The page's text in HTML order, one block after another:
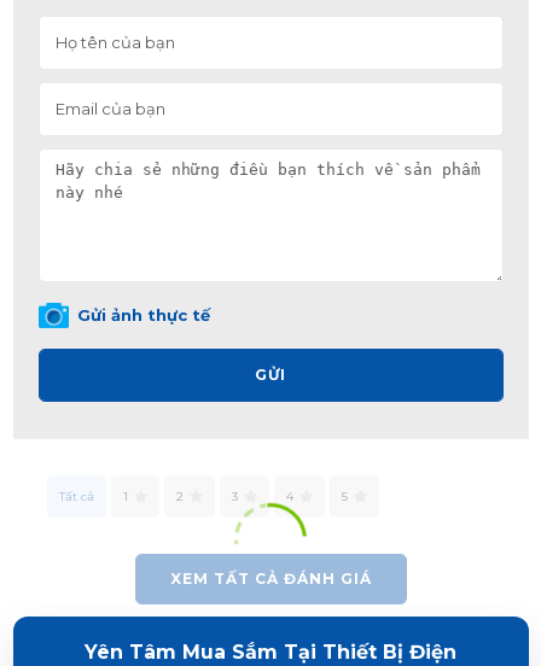
Gửi ảnh thực tế
GỬI
Tất cả 1 2 3 4 5
XEM TẤT CẢ ĐÁNH GIÁ
Yên Tâm Mua Sắm Tại Thiết Bị Điện